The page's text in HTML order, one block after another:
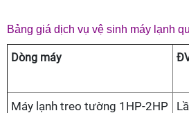
Bảng giá dịch vụ vệ sinh máy lạnh
Dòng máy
Máy lạnh treo tường 1HP-2HP